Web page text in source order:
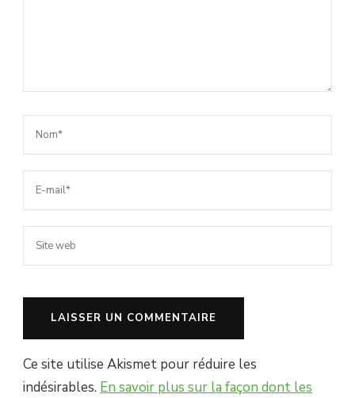
Ce site utilise Akismet pour réduire les
indésirables. En savoir plus sur la façon dont les